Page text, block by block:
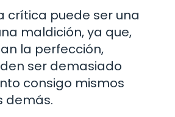
crítica puede ser una
maldición, ya que,
la perfección,
ser demasiado
consigo mismos
demás.